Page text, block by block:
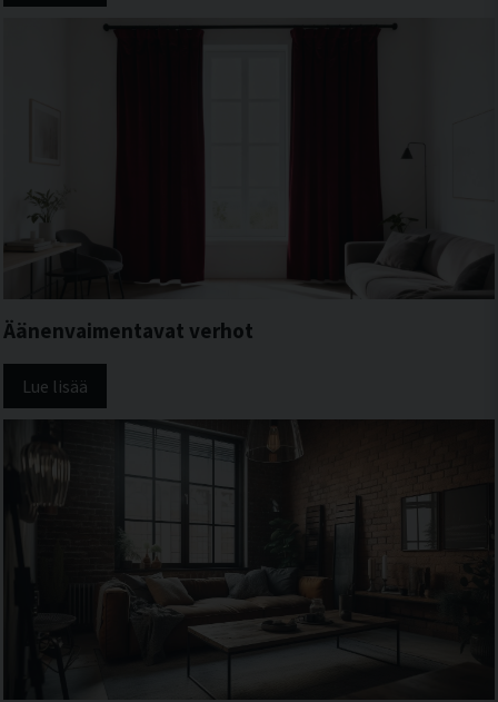
Äänenvaimentavat verhot
Lue lisää